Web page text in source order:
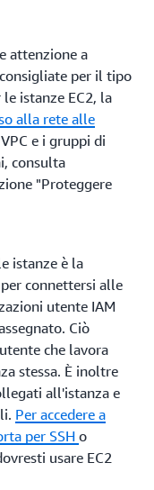
per porta,
ovvero puoi
Quando si crea
di traffico, non
al traffico
di ritorno sarà
interagiscono
confronto è utile
sicurezza
AWS Network
gestito che
VPC.
gruppi di
contesto dai flussi
di connessioni e
policy come
un
fatto
attenzione a
per il tipo
istanze EC2, la
alla rete alle
e i gruppi di
consulta
"Proteggere
istanze è la
connettersi alle
utente IAM
Ciò
che lavora
stessa. È inoltre
all'istanza e
Per accedere a
per SSH o
usare EC2